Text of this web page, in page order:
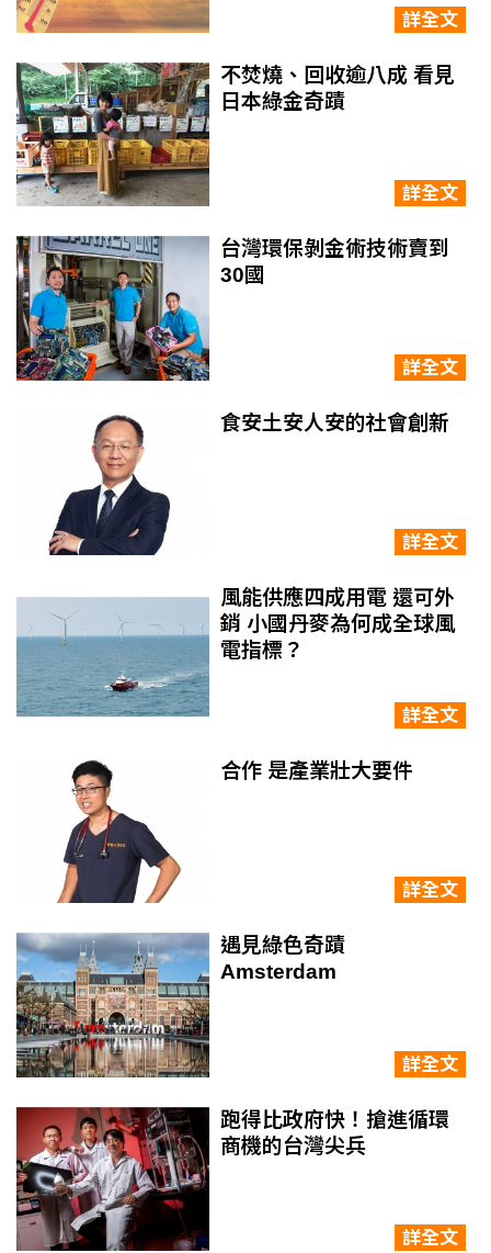
詳全文
不焚燒、回收逾八成 看見
日本綠金奇蹟
詳全文
台灣環保剝金術技術賣到
30國
詳全文
食安土安人安的社會創新
詳全文
風能供應四成用電 還可外
銷 小國丹麥為何成全球風
電指標？
詳全文
合作 是產業壯大要件
詳全文
遇見綠色奇蹟
Amsterdam
詳全文
跑得比政府快！搶進循環
商機的台灣尖兵
詳全文